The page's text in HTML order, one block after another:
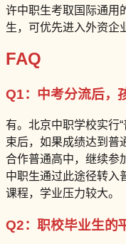
许中职生考取国际通用
生，可优先进入外资企
FAQ
Q1：中考分流后，
有。北京中职学校实行
束后，如果成绩达到普
合作普通高中，继续参
中职生通过此途径转入
课程，学业压力较大。
Q2：职校毕业生的